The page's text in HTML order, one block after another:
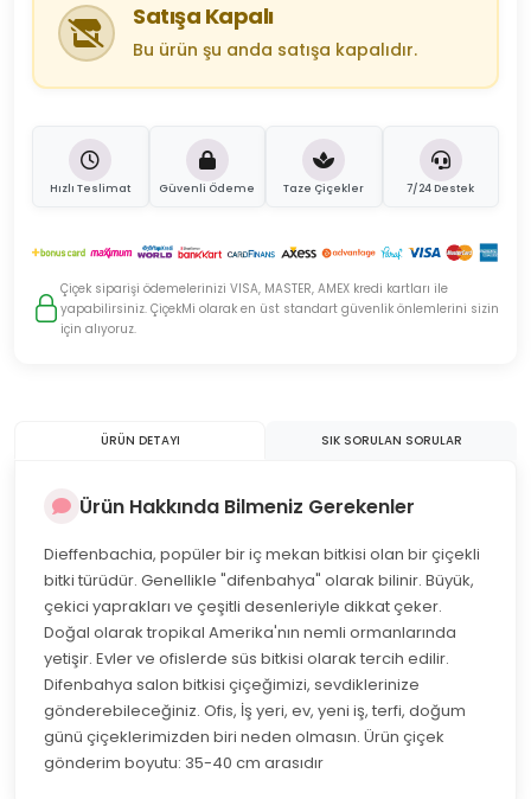
Satışa Kapalı
Bu ürün şu anda satışa kapalıdır.
Hızlı Teslimat Güvenli Ödeme Taze Çiçekler 7/24 Destek
Çiçek siparişi ödemelerinizi VISA, MASTER, AMEX kredi kartları ile
yapabilirsiniz. ÇiçekMi olarak en üst standart güvenlik önlemlerini sizin
için alıyoruz.
ÜRÜN DETAYI SIK SORULAN SORULAR
Ürün Hakkında Bilmeniz Gerekenler
Dieffenbachia, popüler bir iç mekan bitkisi olan bir çiçekli
bitki türüdür. Genellikle "difenbahya" olarak bilinir. Büyük,
çekici yaprakları ve çeşitli desenleriyle dikkat çeker.
Doğal olarak tropikal Amerika'nın nemli ormanlarında
yetişir. Evler ve ofislerde süs bitkisi olarak tercih edilir.
Difenbahya salon bitkisi çiçeğimizi, sevdiklerinize
gönderebileceğiniz. Ofis, İş yeri, ev, yeni iş, terfi, doğum
günü çiçeklerimizden biri neden olmasın. Ürün çiçek
gönderim boyutu: 35-40 cm arasıdır